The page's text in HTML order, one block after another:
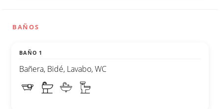
BAÑOS
BAÑO 1
Bañera, Bidé, Lavabo, WC